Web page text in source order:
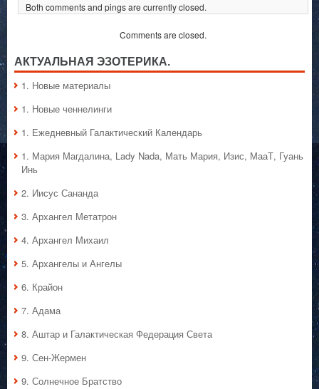
Both comments and pings are currently closed.
Comments are closed.
АКТУАЛЬНАЯ ЭЗОТЕРИКА.
1. Hовые материалы
1. Hовые ченнелинги
1. Ежедневный Галактический Календарь
1. Мария Магдалина, Lady Nada, Мать Мария, Изис, МааТ, Гуань
Инь
2. Иисус Сананда
3. Архангел Метатрон
4. Архангел Михаил
5. Архангелы и Ангелы
6. Крайон
7. Адама
8. Аштар и Галактическая Федерация Света
9. Сен-Жермен
9. Солнечное Братство